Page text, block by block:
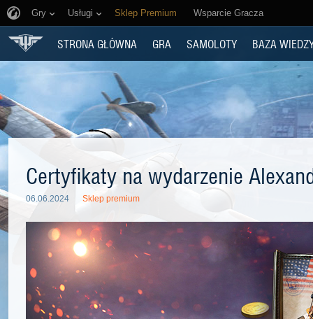
Gry Usługi Sklep Premium Wsparcie Gracza
STRONA GŁÓWNA GRA SAMOLOTY BAZA
Certyfikaty na wydarzenie
06.06.2024 Sklep premium